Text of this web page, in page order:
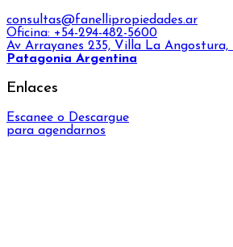
consultas@fanellipropiedades.ar
Oficina: +54-294-482-5600
Av Arrayanes 235, Villa La Angostura,
Patagonia Argentina
Enlaces
Escanee o Descargue
para agendarnos